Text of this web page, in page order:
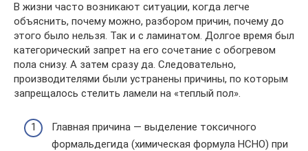
В жизни часто возникают ситуации, когда легче
объяснить, почему можно, разбором причин, почему до
этого было нельзя. Так и с ламинатом. Долгое время был
категорический запрет на его сочетание с обогревом
пола снизу. А затем сразу да. Следовательно,
производителями были устранены причины, по которым
запрещалось стелить ламели на «теплый пол».
Главная причина — выделение токсичного
формальдегида (химическая формула НСНО) при